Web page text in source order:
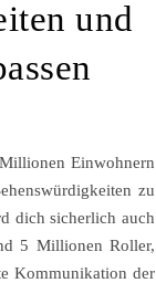
und
Einwohnern
zu
dich sicherlich auch
5 Millionen Roller,
Kommunikation der